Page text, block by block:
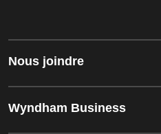
Nous joindre
Wyndham Business